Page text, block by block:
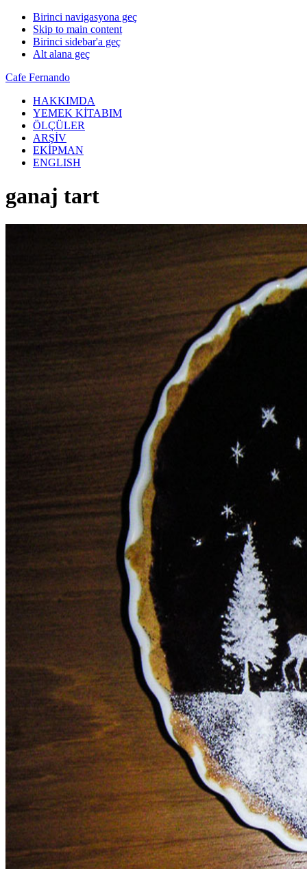
Birinci navigasyona geç
Skip to main content
Birinci sidebar'a geç
Alt alana geç
Cafe Fernando
HAKKIMDA
YEMEK KİTABIM
ÖLÇÜLER
ARŞİV
EKİPMAN
ENGLISH
ganaj tart